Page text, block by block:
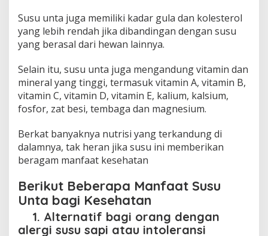
Susu unta juga memiliki kadar gula dan kolesterol
yang lebih rendah jika dibandingan dengan susu
yang berasal dari hewan lainnya.
Selain itu, susu unta juga mengandung vitamin dan
mineral yang tinggi, termasuk vitamin A, vitamin B,
vitamin C, vitamin D, vitamin E, kalium, kalsium,
fosfor, zat besi, tembaga dan magnesium.
Berkat banyaknya nutrisi yang terkandung di
dalamnya, tak heran jika susu ini memberikan
beragam manfaat kesehatan
Berikut Beberapa Manfaat Susu
Unta bagi Kesehatan
1. Alternatif bagi orang dengan
alergi susu sapi atau intoleransi